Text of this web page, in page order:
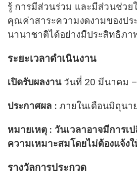
รู้ การมีส่วนร่วม และมีส่วนช่วย
คุณค่าสาระความงดงามของปร
นานาชาติได้อย่างมีประสิทธิภ
ระยะเวลาดำเนินงาน
เปิดรับผลงานวันที่ 20 มีนาคม –
ประกาศผล : ภายในเดือนมิถุนา
หมายเหตุ : วันเวลาอาจมีการเ
ความเหมาะสมโดยไม่ต้องแจ้ง
รางวัลการประกวด